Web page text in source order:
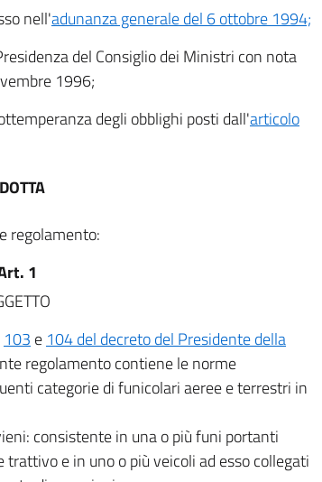
nell'adunanza generale del 6 ottobre 1994;
del Consiglio dei Ministri con nota
1996;
degli obblighi posti dall'articolo
regolamento:
1
103 e 104 del decreto del Presidente della
regolamento contiene le norme
categorie di funicolari aeree e terrestri in
consistente in una o più funi portanti
e in uno o più veicoli ad esso collegati